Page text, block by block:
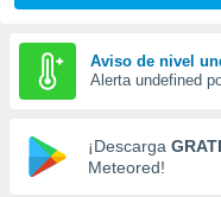
las
y
forma
digital
basada
Aviso de nivel
Alerta undefined
¡Descarga
Meteored!